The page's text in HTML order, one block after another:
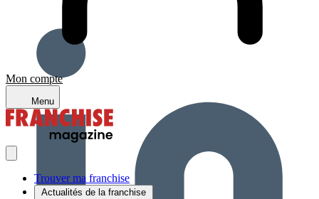
Mon compte
Menu
Trouver ma franchise
Actualités de la franchise